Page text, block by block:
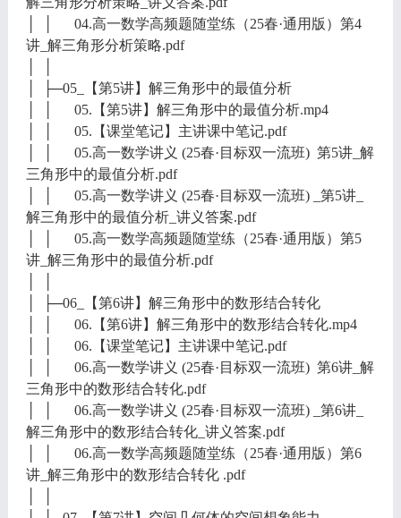
│ │ 04.高一数学高频题随堂练（25春·通用版）第4
讲_解三角形分析策略.pdf
│ ├─05_【第5讲】解三角形中的最值分析
│ │ 05.【第5讲】解三角形中的最值分析.mp4
│ │ 05.【课堂笔记】主讲课中笔记.pdf
│ │ 05.高一数学讲义 (25春·目标双一流班) 第5讲_解
三角形中的最值分析.pdf
│ │ 05.高一数学讲义 (25春·目标双一流班) _第5讲_
解三角形中的最值分析_讲义答案.pdf
│ │ 05.高一数学高频题随堂练（25春·通用版）第5
讲_解三角形中的最值分析.pdf
│ ├─06_【第6讲】解三角形中的数形结合转化
│ │ 06.【第6讲】解三角形中的数形结合转化.mp4
│ │ 06.【课堂笔记】主讲课中笔记.pdf
│ │ 06.高一数学讲义 (25春·目标双一流班) 第6讲_解
三角形中的数形结合转化.pdf
│ │ 06.高一数学讲义 (25春·目标双一流班) _第6讲_
解三角形中的数形结合转化_讲义答案.pdf
│ │ 06.高一数学高频题随堂练（25春·通用版）第6
讲_解三角形中的数形结合转化 .pdf